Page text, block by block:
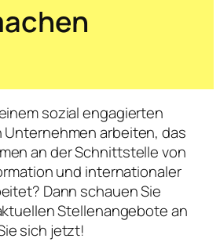
sozial engagierten
Unternehmen arbeiten, das
an der Schnittstelle von
und internationaler
Dann schauen Sie
Stellenangebote an
sich jetzt!